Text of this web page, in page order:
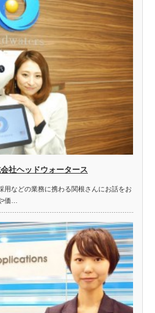
社ヘッドウォータース
用などの業務に携わる関根さんにお話をお
価…